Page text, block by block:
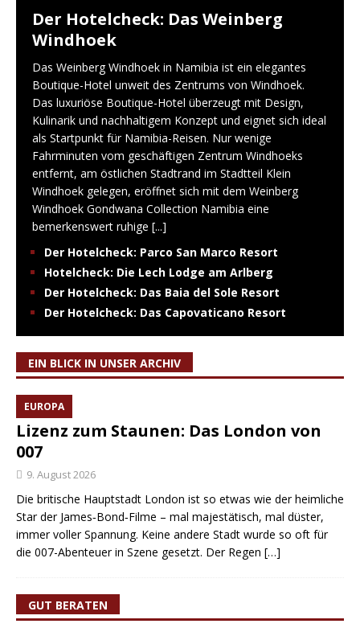
Der Hotelcheck: Das Weinberg
Windhoek
Das Weinberg Windhoek in Namibia ist ein elegantes
Boutique-Hotel unweit des Zentrums von Windhoek.
Das luxuriöse Boutique-Hotel überzeugt mit Design,
Kulinarik und nachhaltigem Konzept und eignet sich ideal
als Startpunkt für Namibia-Reisen. Nur wenige
Fahrminuten vom geschäftigen Zentrum Windhoeks
entfernt, am östlichen Stadtrand im Stadtteil Klein
Windhoek gelegen, eröffnet sich mit dem Weinberg
Windhoek Gondwana Collection Namibia eine
bemerkenswert ruhige [...]
Der Hotelcheck: Parco San Marco Resort
Hotelcheck: Die Lech Lodge am Arlberg
Der Hotelcheck: Das Baia del Sole Resort
Der Hotelcheck: Das Capovaticano Resort
EIN BLICK IN UNSER ARCHIV
EUROPA
Lizenz zum Staunen: Das London von
007
9. August 2026
Die britische Hauptstadt London ist so etwas wie der heimliche
Star der James‑Bond‑Filme – mal majestätisch, mal düster,
immer voller Spannung. Keine andere Stadt wurde so oft für
die 007-Abenteuer in Szene gesetzt. Der Regen […]
GUT BERATEN